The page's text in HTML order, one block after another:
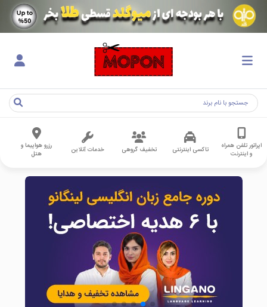
اپراتور تلفن همراه
و اینترنت
تاکسی اینترنتی تخفیف گروهی خدمات آنلاین
رزرو هواپیما و
هتل